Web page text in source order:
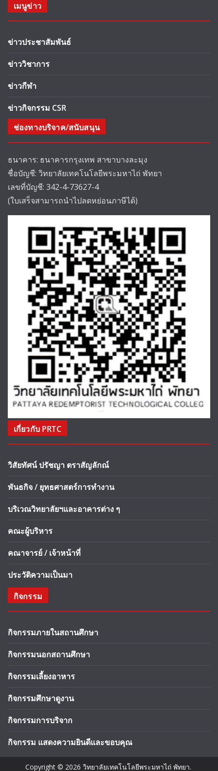
เมนูข่าว
ข่าวประชาสัมพันธ์
ข่าววิชาการ
ข่าวกีฬา
ข่าวกิจกรรม CSR
ช่องทางบริจาค/สนับสนุน
ธนาคาร: ธนาคารกรุงเทพ สาขาบางละมุง
ชื่อบัญชี: วิทยาลัยเทคโนโลยีพระมหาไถ่ พัทยา
เลขที่บัญชี: 342-4-73627-4
(ใบเสร็จสามารถนำไปลดหย่อนภาษีได้)
เกี่ยวกับ PRTC
วิสัยทัศน์ ปรัชญา ตราสัญลักณ์
พันธกิจ / ยุทธศาสตร์การทำงาน
บริเวณวิทยาลัยฯและอาคารต่าง ๆ
คณะผู้บริหาร
คณาจารย์ / เจ้าหน้าที่
ประวัติความเป็นมา
กิจกรรม
กิจกรรมภายในสถานศึกษา
กิจกรรมนอกสถานศึกษา
กิจกรรมเลี้ยงอาหาร
กิจกรรมศึกษาดูงาน
กิจกรรมการบริจาก
กิจกรรม แสดงความยินดีและขอบคุณ
Copyright © 2026 วิทยาลัยเทคโนโลยีพระมหาไถ่ พัทยา.